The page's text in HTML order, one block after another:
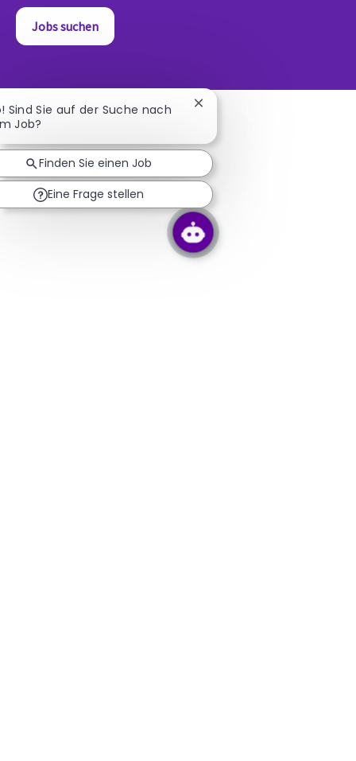
Jobs suchen
Sind Sie auf der Suche nach
Job?
Chatbot-Benachrichtigung
Finden Sie einen Job
Eine Frage stellen